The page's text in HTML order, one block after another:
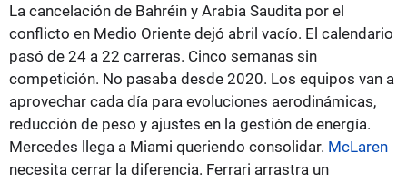
La cancelación de Bahréin y Arabia Saudita por el
conflicto en Medio Oriente dejó abril vacío. El calendario
pasó de 24 a 22 carreras. Cinco semanas sin
competición. No pasaba desde 2020. Los equipos van a
aprovechar cada día para evoluciones aerodinámicas,
reducción de peso y ajustes en la gestión de energía.
Mercedes llega a Miami queriendo consolidar. McLaren
necesita cerrar la diferencia. Ferrari arrastra un